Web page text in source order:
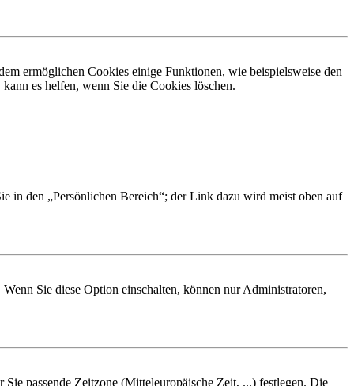
ermöglichen Cookies einige Funktionen, wie beispielsweise den
es helfen, wenn Sie die Cookies löschen.
in den „Persönlichen Bereich“; der Link dazu wird meist oben auf
Sie diese Option einschalten, können nur Administratoren,
passende Zeitzone (Mitteleuropäische Zeit, ...) festlegen. Die